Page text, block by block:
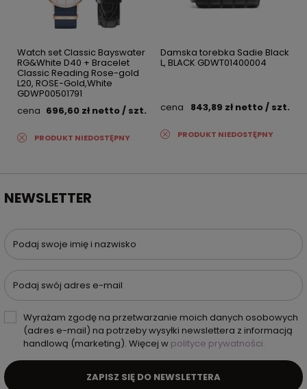
Watch set Classic Bayswater
RG&White D40 + Bracelet
Classic Reading Rose-gold
L20, ROSE-Gold,White
GDWP00501791
cena 696,60 zł netto/ szt.
PRODUKT NIEDOSTĘPNY
Damska torebka Sadie Black
L, BLACK GDWT01400004
cena 843,89 zł netto/ szt.
PRODUKT NIEDOSTĘPNY
NEWSLETTER
Podaj swoje imię i nazwisko
Podaj swój adres e-mail
Wyrażam zgodę na przetwarzanie moich danych osobowych
(adres e-mail) na potrzeby wysyłki newslettera z informacją
handlową (marketing). Więcej w polityce prywatności.
ZAPISZ SIĘ DO NEWSLETTERA